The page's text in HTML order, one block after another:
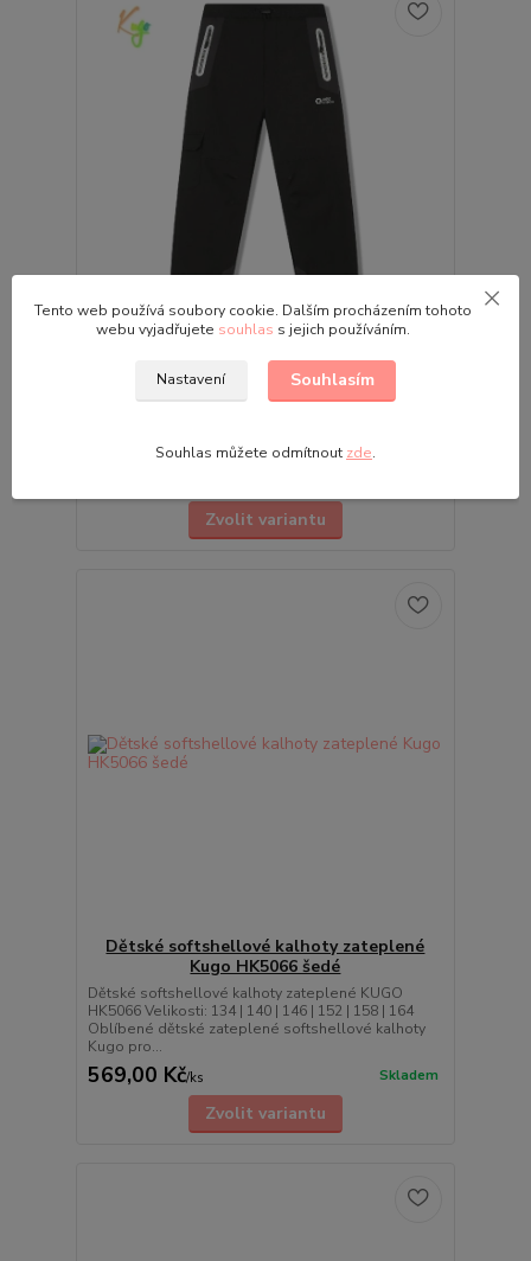
Kugo HK5066 černo-šedé
Dětské softshellové kalhoty zateplené KUGO
Kugo pro...
Zvolit variantu
Dětské softshellové kalhoty zateplené
Kugo HK5066 šedé
Dětské softshellové kalhoty zateplené KUGO
HK5066 Velikosti: 134 | 140 | 146 | 152 | 158 | 164
Oblíbené dětské zateplené softshellové kalhoty
Kugo pro...
569,00 Kč/ks Skladem
Zvolit variantu
Tento web používá soubory cookie. Dalším procházením tohoto
webu vyjadřujete souhlas s jejich používáním.
Nastavení Souhlasím
Souhlas můžete odmítnout zde.